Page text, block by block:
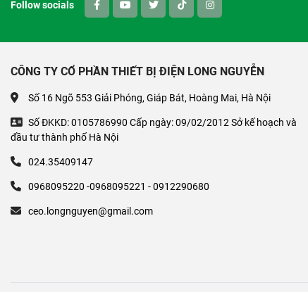
Follow socials
CÔNG TY CỔ PHẦN THIẾT BỊ ĐIỆN LONG NGUYỄN
Số 16 Ngõ 553 Giải Phóng, Giáp Bát, Hoàng Mai, Hà Nội
Số ĐKKD: 0105786990 Cấp ngày: 09/02/2012 Sở kế hoạch và
đầu tư thành phố Hà Nội
024.35409147
0968095220 -0968095221 - 0912290680
ceo.longnguyen@gmail.com